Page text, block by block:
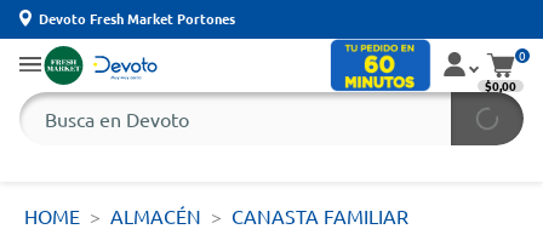
Devoto Fresh Market Portones
0
$0,00
HOME ALMACÉN
CANASTA FAMILIAR